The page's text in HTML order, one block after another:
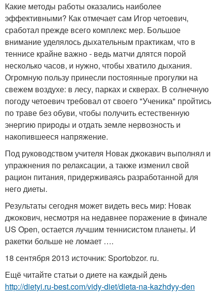
Какие методы работы оказались наиболее
эффективными? Как отмечает сам Игор четоевич,
сработал прежде всего комплекс мер. Большое
внимание уделялось дыхательным практикам, что в
теннисе крайне важно - ведь матчи длятся порой
несколько часов, и нужно, чтобы хватило дыхания.
Огромную пользу принесли постоянные прогулки на
свежем воздухе: в лесу, парках и скверах. В солнечную
погоду четоевич требовал от своего "Ученика" пройтись
по траве без обуви, чтобы получить естественную
энергию природы и отдать земле нервозность и
накопившееся напряжение.
Под руководством учителя Новак джокавич выполнял и
упражнения по релаксации, а также изменил свой
рацион питания, придерживаясь разработанной для
него диеты.
Результаты сегодня может видеть весь мир: Новак
джокович, несмотря на недавнее поражение в финале
US Open, остается лучшим теннисистом планеты. И
ракетки больше не ломает ….
18 сентября 2013 источник: Sportobzor. ru.
Ещё читайте статьи о диете на каждый день
http://dietyi.ru-best.com/vidy-diet/dieta-na-kazhdyy-den